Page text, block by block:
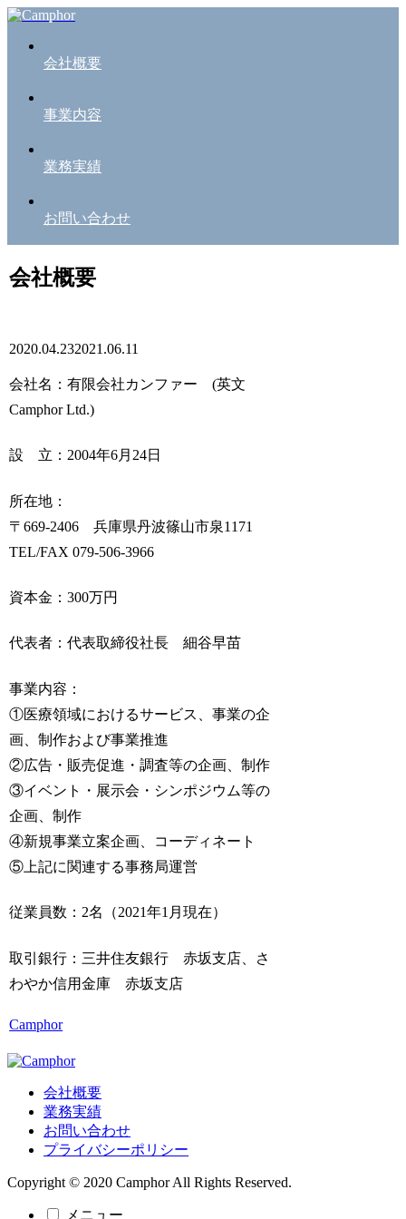
会社概要
事業内容
業務実績
お問い合わせ
会社概要
2020.04.232021.06.11
会社名：有限会社カンファー (英文
Camphor Ltd.)
設 立：2004年6月24日
所在地：
〒669-2406 兵庫県丹波篠山市泉1171
TEL/FAX 079-506-3966
資本金：300万円
代表者：代表取締役社長 細谷早苗
事業内容：
①医療領域におけるサービス、事業の企
画、制作および事業推進
②広告・販売促進・調査等の企画、制作
③イベント・展示会・シンポジウム等の
企画、制作
④新規事業立案企画、コーディネート
⑤上記に関連する事務局運営
従業員数：2名（2021年1月現在）
取引銀行：三井住友銀行 赤坂支店、さ
わやか信用金庫 赤坂支店
Camphor
会社概要
業務実績
お問い合わせ
プライバシーポリシー
Copyright © 2020 Camphor All Rights Reserved.
メニュー